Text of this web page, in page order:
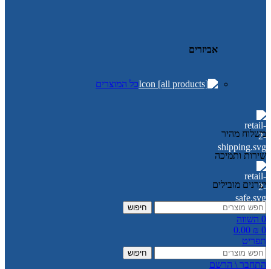
אביזרים
כל המוצרים
משלוח מהיר
שירות ותמיכה
יצרנים מובילים
חיפוש
0 השווה
0
0.00 ₪
תפריט
חיפוש
התחבר \ הרשם